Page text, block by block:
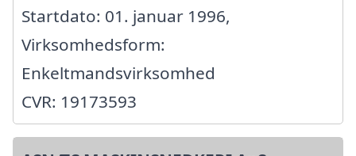
Startdato: 01. januar 1996,
Virksomhedsform:
Enkeltmandsvirksomhed
CVR: 19173593